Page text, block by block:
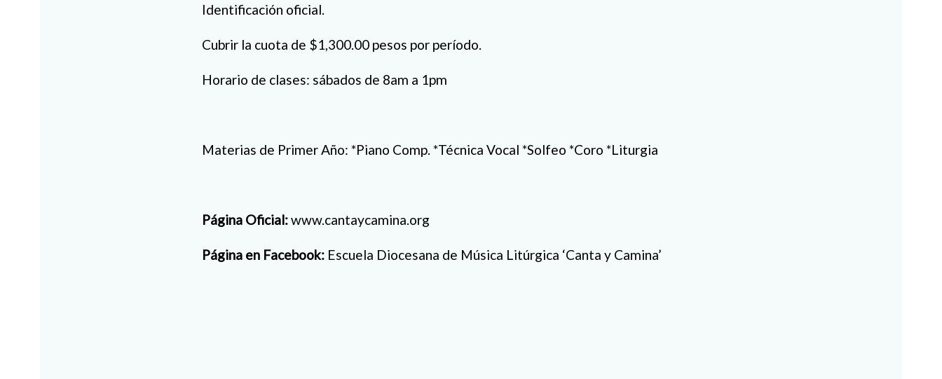
Identificación oficial.
Cubrir la cuota de $1,300.00 pesos por período.
Horario de clases: sábados de 8am a 1pm
Materias de Primer Año: *Piano Comp. *Técnica Vocal *Solfeo *Coro *Liturgia
Página Oficial:www.cantaycamina.org
Página en Facebook: Escuela Diocesana de Música Litúrgica ‘Canta y Camina’